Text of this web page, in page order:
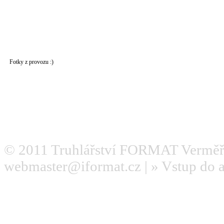
Fotky z provozu :)
© 2011 Truhlářství FORMAT
webmaster@iformat.cz | » Vstup do